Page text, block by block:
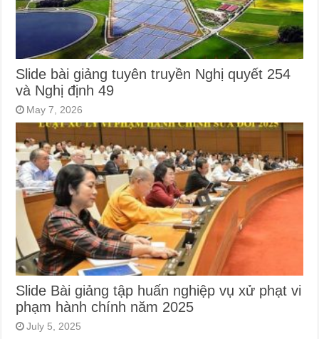
Slide bài giảng tuyên truyền Nghị quyết 254
và Nghị định 49
May 7, 2026
Slide Bài giảng tập huấn nghiệp vụ xử phạt vi
phạm hành chính năm 2025
July 5, 2025